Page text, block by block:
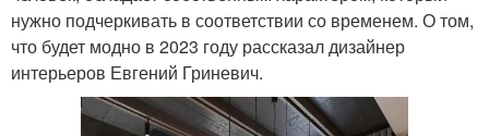
нужно подчеркивать в соответствии со временем. О том,
что будет модно в 2023 году рассказал дизайнер
интерьеров Евгений Гриневич.